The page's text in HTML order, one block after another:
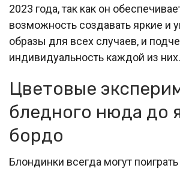
2023 года, так как он
возможность создавать яркие и
образы для всех случаев, и
индивидуальность каждой из них.
Цветовые
бледного нюда до
бордо
Блондинки всегда могут